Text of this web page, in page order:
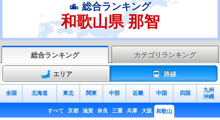
総合ランキング
和歌山県 那智
総合ランキング カテゴリランキング
エリア 路線
全国 北海道 東北 関東 中部 近畿 中国 四国
九州
沖縄
すべて 京都 滋賀 奈良 三重 兵庫 大阪 和歌山